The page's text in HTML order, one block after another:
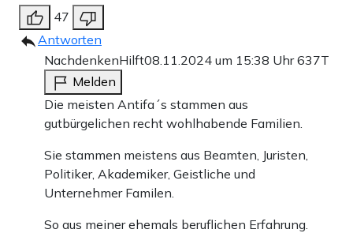
47
Antworten
NachdenkenHilft08.11.2024 um 15:38 Uhr637T
Melden
Die meisten Antifa´s stammen aus
gutbürgelichen recht wohlhabende Familien.
Sie stammen meistens aus Beamten, Juristen,
Politiker, Akademiker, Geistliche und
Unternehmer Familen.
So aus meiner ehemals beruflichen Erfahrung.